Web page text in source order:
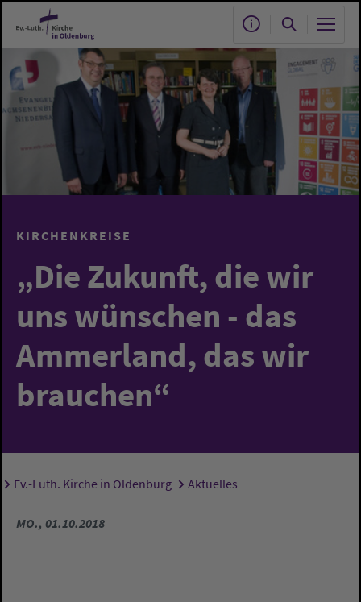
Zum Hauptinhalt springen
KIRCHENKREISE
„Die Zukunft, die wir
uns wünschen - das
Ammerland, das wir
brauchen“
Sie sind hier:
Ev.-Luth. Kirche in Oldenburg Aktuelles
MO., 01.10.2018